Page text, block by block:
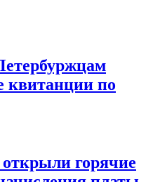
квитанции по
горячие